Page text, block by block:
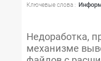
Ключевые слова :
Недоработка,
механизме